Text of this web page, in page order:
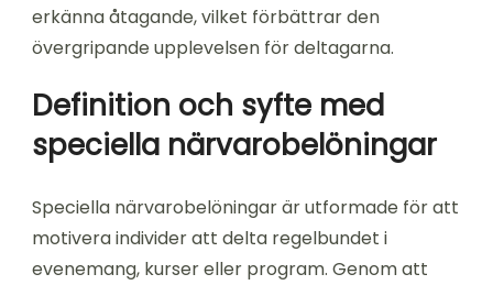
erkänna åtagande, vilket förbättrar den
övergripande upplevelsen för deltagarna.
Definition och syfte med
speciella närvarobelöningar
Speciella närvarobelöningar är utformade för att
motivera individer att delta regelbundet i
evenemang, kurser eller program. Genom att